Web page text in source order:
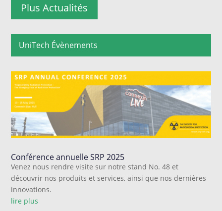
Plus Actualités
UniTech Évènements
Conférence annuelle SRP 2025
Venez nous rendre visite sur notre stand No. 48 et
découvrir nos produits et services, ainsi que nos dernières
innovations.
lire plus